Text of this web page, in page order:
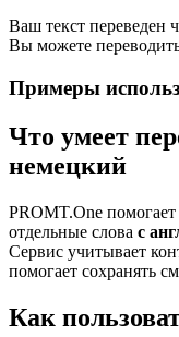
Ваш текст переведен
Вы можете
Примеры
Что умеет
немецкий
PROMT.One
отдельные слова с
Сервис учитывает
помогает сохранять
Как